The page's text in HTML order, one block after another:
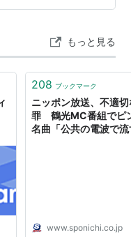
は今でも体が覚えて
けど、どちらもそれ
もっと見る
208 ブックマーク
ニッポン放送、不適
罪 鶴光MC番組でピ
名曲「公共の電波で
www.sponichi.co.jp